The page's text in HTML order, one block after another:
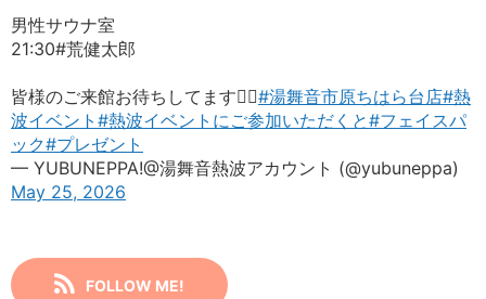
男性サウナ室
21:30#荒健太郎
皆様のご来館お待ちしてます🙇‍♀️#湯舞音市原ちはら台店#熱
波イベント #熱波イベントにご参加いただくと#フェイスパ
ック#プレゼント
— YUBUNEPPA!@湯舞音熱波アカウント (@yubuneppa)
May 25, 2026
FOLLOW ME!